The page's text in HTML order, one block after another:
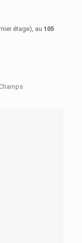
étage), au 105